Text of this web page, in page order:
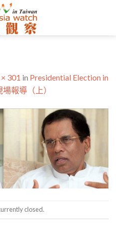
301 in Presidential Election in
報導（上）
closed.